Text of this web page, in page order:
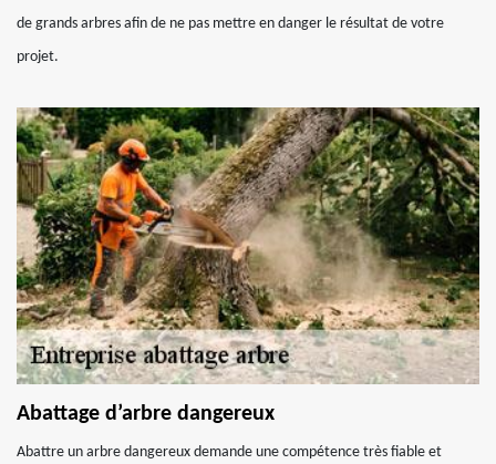
de grands arbres afin de ne pas mettre en danger le résultat de votre
projet.
Abattage d’arbre dangereux
Abattre un arbre dangereux demande une compétence très fiable et